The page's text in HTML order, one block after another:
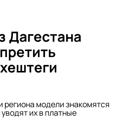
Дагестана
региона модели знакомятся
их в платные